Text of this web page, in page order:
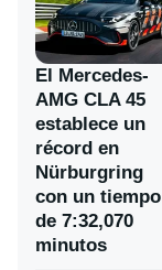
El Mercedes-
AMG CLA 45
establece un
récord en
Nürburgring
con un tiempo
de 7:32,070
minutos